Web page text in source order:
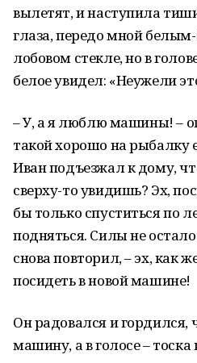
вылетят, и наступила
глаза, передо мной
лобовом стекле, но в
белое увидел: «Неужели
– У, а я люблю машины! –
такой хорошо на рыбалку
Иван подъезжал к дому,
сверху-то увидишь? Эх,
бы только спуститься по
подняться. Силы не
снова повторил, – эх, как
посидеть в новой машине!
Он радовался и гордился,
машину, а в голосе – тоска